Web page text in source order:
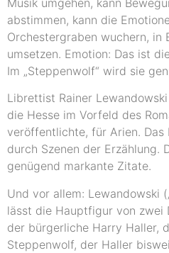
Musik umgehen, kann
abstimmen, kann die
Orchestergraben wuchern, in
umsetzen. Emotion: Das ist
Im „Steppenwolf“ wird sie
Librettist Rainer
die Hesse im Vorfeld des
veröffentlichte, für Arien.
durch Szenen der Erzählung.
genügend markante Zitate.
Und vor allem: Lewandowski
lässt die Hauptfigur von zwei
der bürgerliche Harry Haller,
Steppenwolf, der Haller